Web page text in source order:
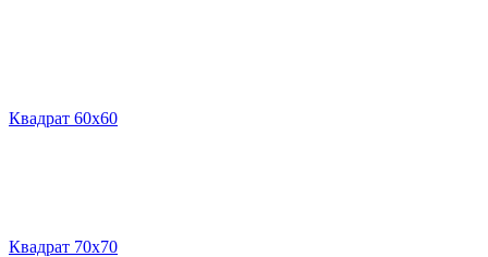
Квадрат 60х60
Квадрат 70х70